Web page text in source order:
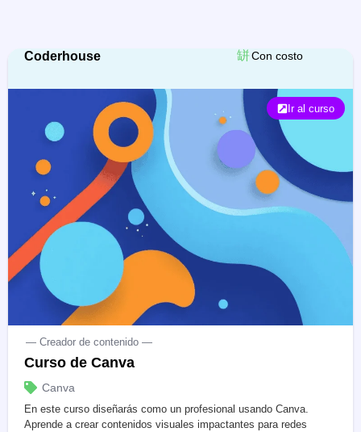
Coderhouse Con costo
Ir al curso
— Creador de contenido —
Curso de Canva
Canva
En este curso diseñarás como un profesional usando Canva.
Aprende a crear contenidos visuales impactantes para redes